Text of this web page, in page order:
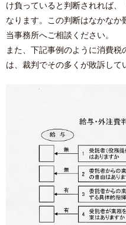
け負っていると判断されれば、
なります。この判断はなかなか
当事務所へご相談ください。
また、下記事例のように消費税
は、裁判でその多くが敗訴して